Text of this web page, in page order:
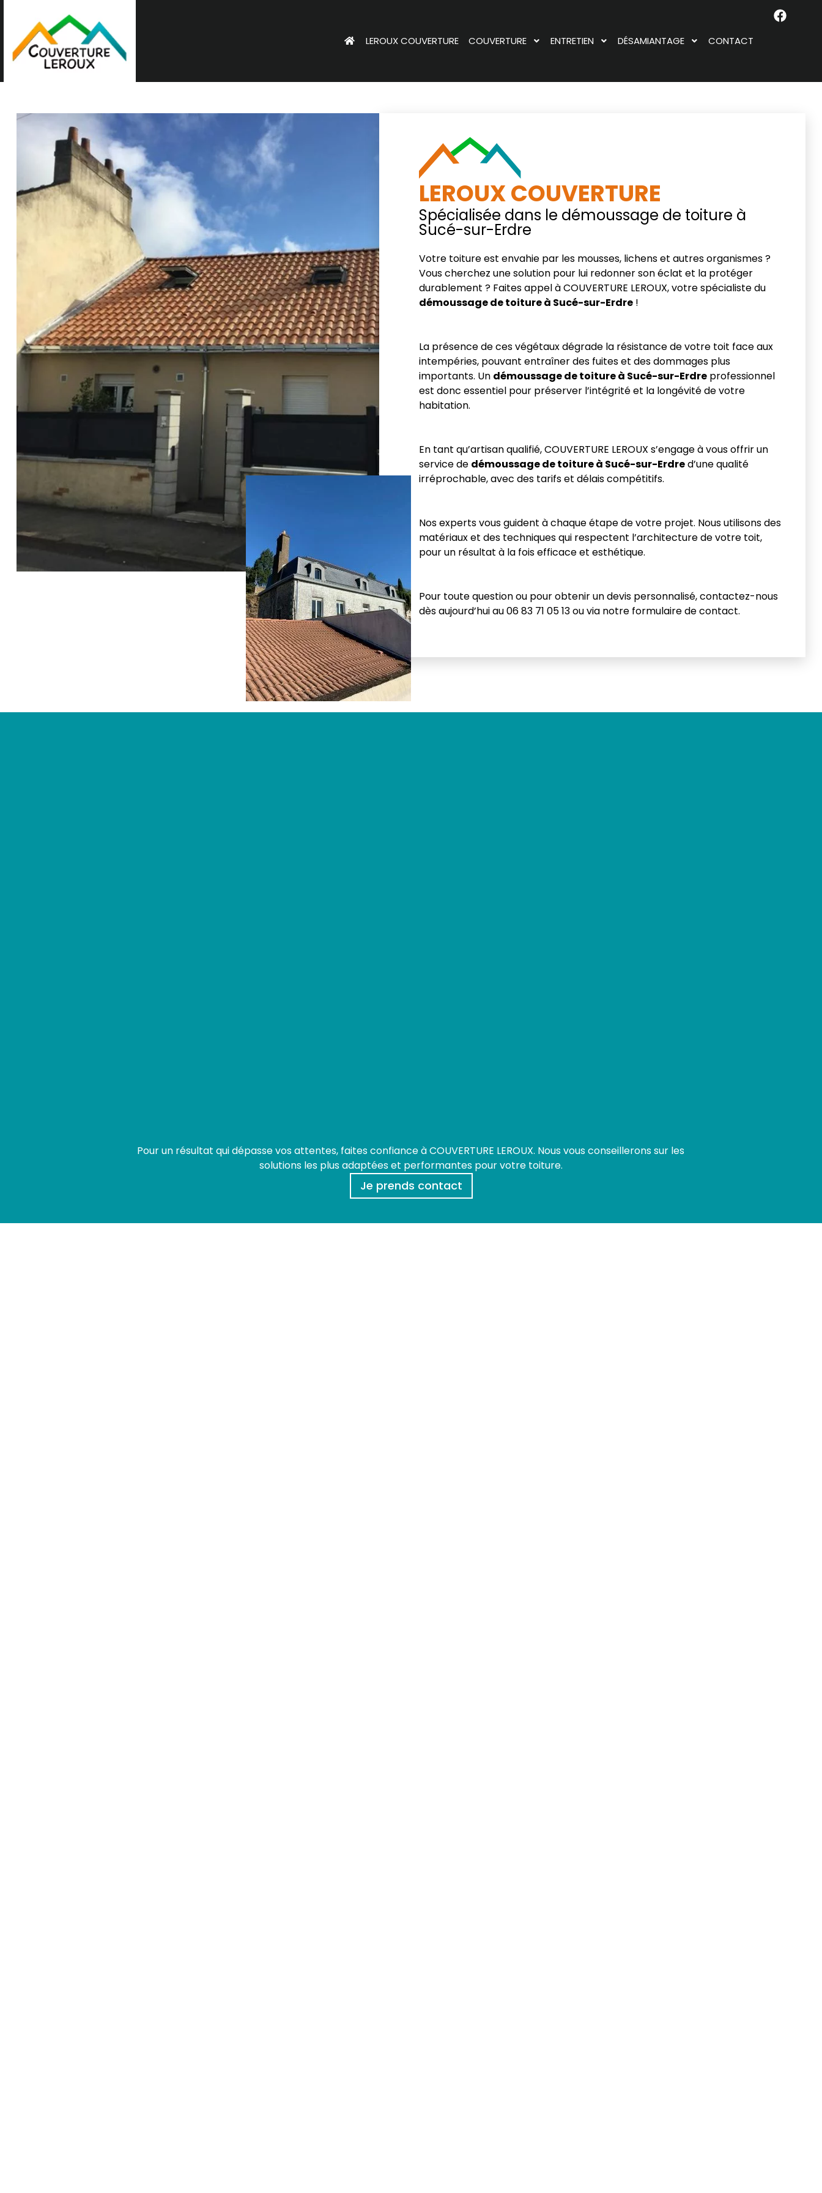
LEROUX COUVERTURE COUVERTURE ENTRETIEN DÉSAMIANTAGE CONTACT
LEROUX COUVERTURE
Spécialisée dans le démoussage de toiture à
Sucé-sur-Erdre
Votre toiture est envahie par les mousses, lichens et autres organismes ?
Vous cherchez une solution pour lui redonner son éclat et la protéger
durablement ? Faites appel à COUVERTURE LEROUX, votre spécialiste du
démoussage de toiture à Sucé-sur-Erdre!
La présence de ces végétaux dégrade la résistance de votre toit face aux
intempéries, pouvant entraîner des fuites et des dommages plus
importants. Un démoussage de toiture à Sucé-sur-Erdreprofessionnel
est donc essentiel pour préserver l’intégrité et la longévité de votre
habitation.
En tant qu’artisan qualifié, COUVERTURE LEROUX s’engage à vous offrir un
service de démoussage de toiture à Sucé-sur-Erdred’une qualité
irréprochable, avec des tarifs et délais compétitifs.
Nos experts vous guident à chaque étape de votre projet. Nous utilisons des
matériaux et des techniques qui respectent l’architecture de votre toit,
pour un résultat à la fois efficace et esthétique.
Pour toute question ou pour obtenir un devis personnalisé, contactez-nous
dès aujourd’hui au 06 83 71 05 13 ou via notre formulaire de contact.
Pour un résultat qui dépasse vos attentes, faites confiance à COUVERTURE LEROUX. Nous vous conseillerons sur les
solutions les plus adaptées et performantes pour votre toiture.
Je prends contact